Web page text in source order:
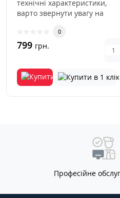
технічні характеристики,
варто звернути увагу на
матеріали,..0
799 грн.
Професійне